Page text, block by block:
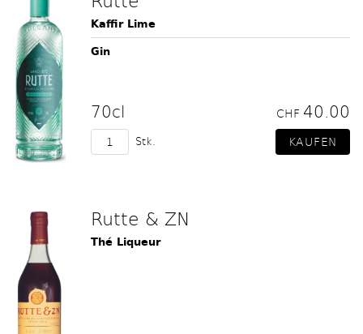
Kaffir Lime
Gin
70cl CHF 40.00
Stk.
Rutte & ZN
Thé Liqueur